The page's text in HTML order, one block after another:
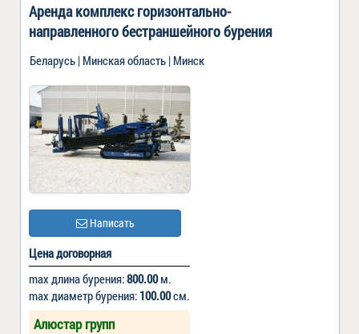
Аренда комплекс горизонтально-
направленного бестраншейного бурения
Беларусь | Минская область | Минск
Написать
Цена договорная
max длина бурения:800.00м.
max диаметр бурения: 100.00см.
Алюстар групп